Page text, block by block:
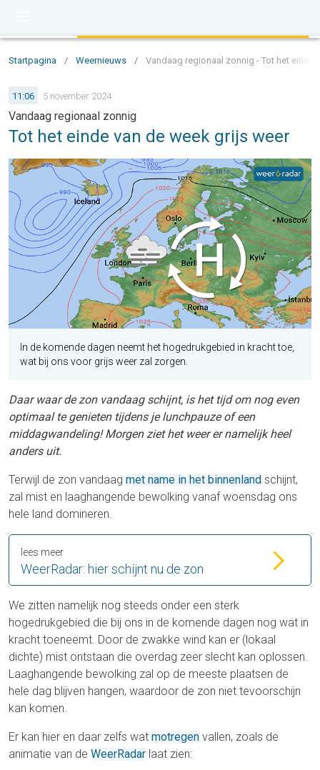
Startpagina / Weernieuws / Vandaag regionaal zonnig - Tot het einde
11:06 5 november 2024
Vandaag regionaal zonnig
Tot het einde van de week grijs weer
In de komende dagen neemt het hogedrukgebied in kracht toe,
wat bij ons voor grijs weer zal zorgen.
Daar waar de zon vandaag schijnt, is het tijd om nog even
optimaal te genieten tijdens je lunchpauze of een
middagwandeling! Morgen ziet het weer er namelijk heel
anders uit.
Terwijl de zon vandaag met name in het binnenland schijnt,
zal mist en laaghangende bewolking vanaf woensdag ons
hele land domineren.
WeerRadar: hier schijnt nu de zon
lees meer
We zitten namelijk nog steeds onder een sterk
hogedrukgebied die bij ons in de komende dagen nog wat in
kracht toeneemt. Door de zwakke wind kan er (lokaal
dichte) mist ontstaan die overdag zeer slecht kan oplossen.
Laaghangende bewolking zal op de meeste plaatsen de
hele dag blijven hangen, waardoor de zon niet tevoorschijn
kan komen.
Er kan hier en daar zelfs wat motregen vallen, zoals de
animatie van de WeerRadar laat zien: